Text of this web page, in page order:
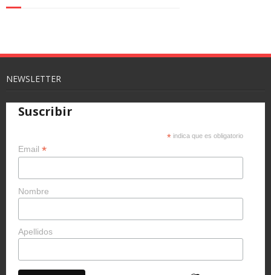
NEWSLETTER
Suscribir
* indica que es obligatorio
Email *
Nombre
Apellidos